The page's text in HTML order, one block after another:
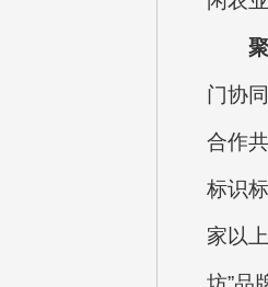
门协
合作
标识
家以